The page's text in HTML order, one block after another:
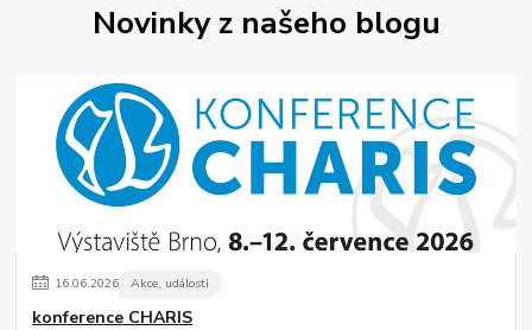
Novinky z našeho blogu
16.06.2026 Akce, události
konference CHARIS